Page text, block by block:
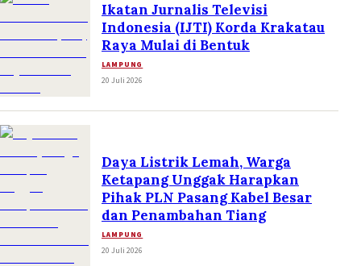
Ikatan Jurnalis Televisi
Indonesia (IJTI) Korda Krakatau
Raya Mulai di Bentuk
LAMPUNG
20 Juli 2026
Daya Listrik Lemah, Warga
Ketapang Unggak Harapkan
Pihak PLN Pasang Kabel Besar
dan Penambahan Tiang
LAMPUNG
20 Juli 2026